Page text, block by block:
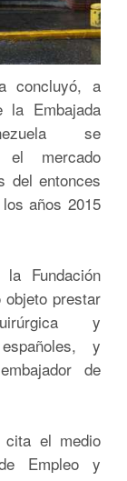
concluyó, a
la Embajada
se
el mercado
del entonces
años 2015
Fundación
objeto prestar
y
y
de
cita el medio
Empleo y